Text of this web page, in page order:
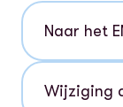
Naar het
Wijziging